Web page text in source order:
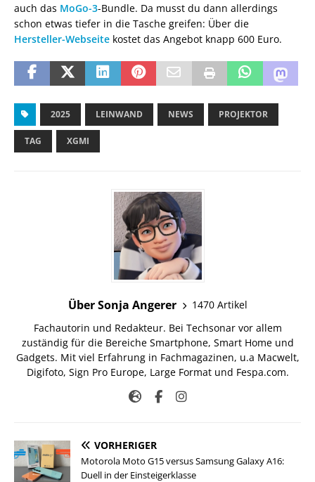
auch das MoGo-3-Bundle. Da musst du dann allerdings
schon etwas tiefer in die Tasche greifen: Über die
Hersteller-Webseite kostet das Angebot knapp 600 Euro.
2025 LEINWAND NEWS PROJEKTOR
TAG XGMI
Über Sonja Angerer
1470 Artikel
Fachautorin und Redakteur. Bei Techsonar vor allem
zuständig für die Bereiche Smartphone, Smart Home und
Gadgets. Mit viel Erfahrung in Fachmagazinen, u.a Macwelt,
Digifoto, Sign Pro Europe, Large Format und Fespa.com.
VORHERIGER
Motorola Moto G15 versus Samsung Galaxy A16:
Duell in der Einsteigerklasse